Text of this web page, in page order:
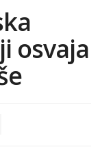
osvaja